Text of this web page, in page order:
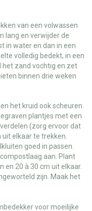
van een volwassen
lang en verwijder de
in water en dan in een
volledig bedekt, in een
het zand vochtig en zet
binnen drie weken
het kruid ook scheuren.
plantjes met een
(zorg ervoor dat
elkaar te trekken.
goed in passen.
aan. Plant
en 20 à 30 cm uit elkaar.
zijn. Maak het
voor moeilijke